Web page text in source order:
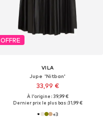
OFFRE
VILA
Jupe 'Nitban'
33,99 €
À l'origine : 39,99 €
Dernier prix le plus bas :31,99 €
+3